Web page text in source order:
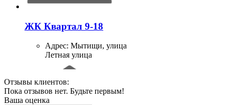
ЖК Квартал 9-18
Адрес: Мытищи, улица
Летная улица
Отзывы клиентов:
Пока отзывов нет. Будьте первым!
Ваша оценка